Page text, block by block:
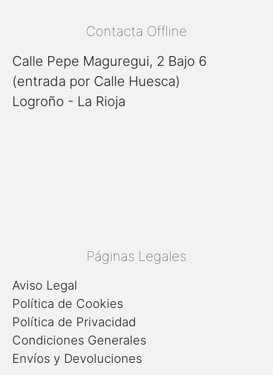
Páginas Legales
Aviso Legal
Política de Cookies
Política de Privacidad
Condiciones Generales
Envíos y Devoluciones
Contacta Offline
Calle Pepe Maguregui, 2 Bajo 6
(entrada por Calle Huesca)
Logroño - La Rioja